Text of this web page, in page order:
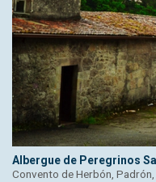
Albergue de Peregrinos
Convento de Herbón, Padrón,